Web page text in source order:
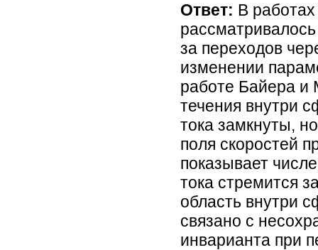
Ответ: В
за переходов
изменении
работе Байера
течения внутри
тока замкнуты,
поля скоростей
показывает
тока стремится
область внутри
связано с
инварианта при